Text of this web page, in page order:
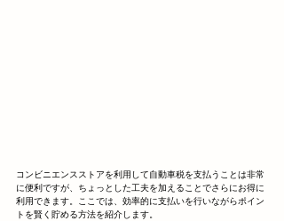
コンビニエンスストアを利用して自動車税を支払うことは非常
に便利ですが、ちょっとした工夫を加えることでさらにお得に
利用できます。ここでは、効率的に支払いを行いながらポイン
トを賢く貯める方法を紹介します。